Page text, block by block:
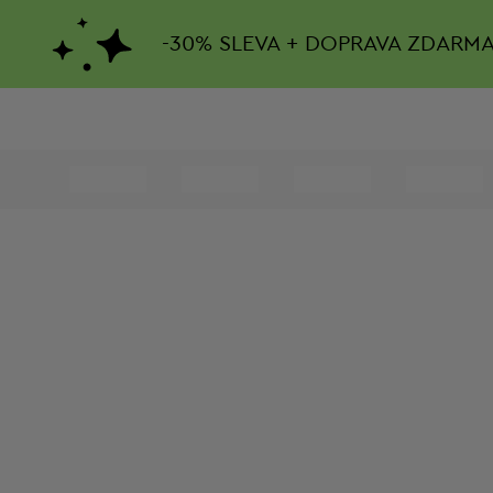
-30% SLEVA + DOPRAVA ZDARMA